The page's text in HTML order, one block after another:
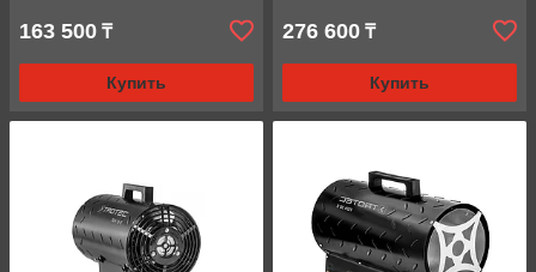
163 500 ₸
Купить
276 600 ₸
Купить